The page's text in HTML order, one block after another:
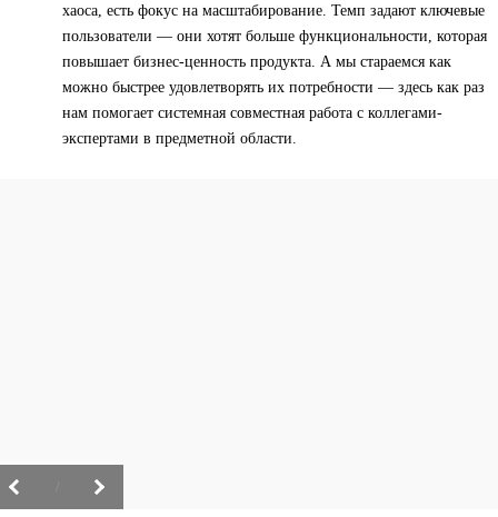
хаоса, есть фокус на масштабирование. Темп задают ключевые
пользователи — они хотят больше функциональности, которая
повышает бизнес-ценность продукта. А мы стараемся как
можно быстрее удовлетворять их потребности — здесь как раз
нам помогает системная совместная работа с коллегами-
экспертами в предметной области.